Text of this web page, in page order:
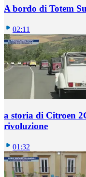
A bordo di Totem
02:11
a storia di Citroen
rivoluzione
01:32